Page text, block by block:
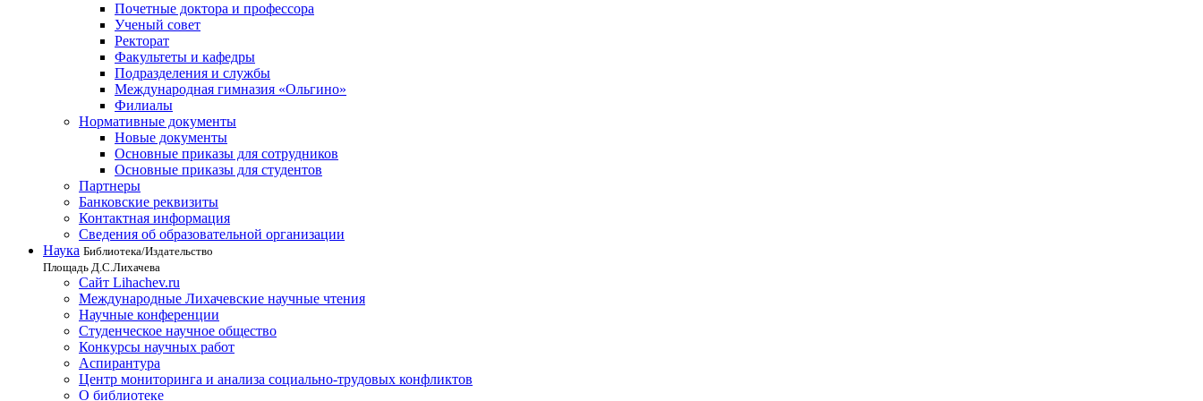
Почетные доктора и профессора
Ученый совет
Ректорат
Факультеты и кафедры
Подразделения и службы
Международная гимназия «Ольгино»
Филиалы
Нормативные документы
Новые документы
Основные приказы для сотрудников
Основные приказы для студентов
Партнеры
Банковские реквизиты
Контактная информация
Сведения об образовательной организации
Наука Библиотека/Издательство
Площадь Д.С.Лихачева
Сайт Lihachev.ru
Международные Лихачевские научные чтения
Научные конференции
Студенческое научное общество
Конкурсы научных работ
Аспирантура
Центр мониторинга и анализа социально-трудовых конфликтов
О библиотеке